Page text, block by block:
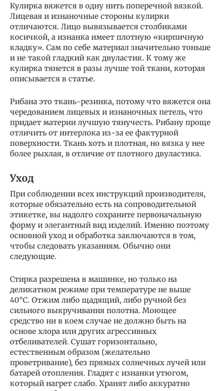
Кулирка вяжется в одну нить поперечной вязкой.
Лицевая и изнаночные стороны кулирки
отличаются. Лицо вывязывается столбиками
косичкой, а изнанка имеет плотную «кирпичную
кладку». Сам по себе материал значительно тоньше
и не такой гладкий как двуластик. К тому же
кулирка тянется в разы лучше той ткани, которая
описывается в статье.
Рибана это ткань-резинка, потому что вяжется она
чередованием лицевых и изнаночных петель, что
придает материи лучшую тянучесть. Рибану проще
отличить от интерлока из-за ее фактурной
поверхности. Ткань хоть и плотная, но вязка у нее
более рыхлая, в отличие от плотного двуластика.
Уход
При соблюдении всех инструкций производителя,
которые обязательно есть на сопроводительной
этикетке, вы надолго сохраните первоначальную
форму и элегантный вид изделий. Именно поэтому
основной уход и обработка заключаются в том,
чтобы следовать указаниям. Обычно они
следующие.
Стирка разрешена в машинке, но только на
деликатном режиме при температуре не выше
40°С. Отжим либо щадящий, либо ручной без
сильного выкручивания полотна. Моющее
средство ни в коем случае не должно быть на
основе хлора или других агрессивных
отбеливателей. Сушат горизонтально,
естественным образом (желательно
проветривание), без прямых солнечных лучей или
батарей отопления. Гладят с изнанки утюгом,
который нагрет слабо. Хранят либо аккуратно